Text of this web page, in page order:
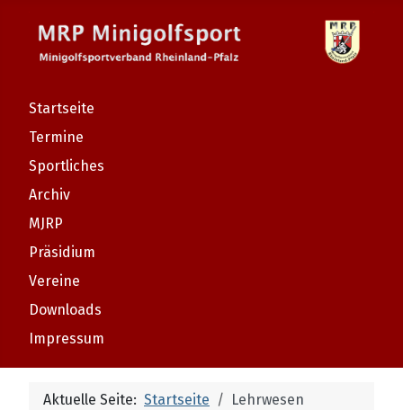
Startseite
Termine
Sportliches
Archiv
MJRP
Präsidium
Vereine
Downloads
Impressum
Aktuelle Seite: Startseite Lehrwesen